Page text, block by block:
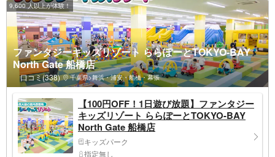
9,600 人以上が体験！
ファンタジーキッズリゾート ららぽーとTOKYO-BAY
North Gate 船橋店
口コミ(338) 千葉県>舞浜・浦安・船橋・幕張
【100円OFF！1日遊び放題】ファンタジー
キッズリゾート ららぽーとTOKYO-BAY
North Gate 船橋店
キッズパーク
指定無し